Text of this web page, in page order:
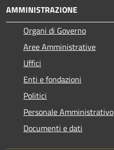
AMMINISTRAZIONE
Organi di Governo
Aree Amministrative
Uffici
Enti e fondazioni
Politici
Personale Amministrativo
Documenti e dati